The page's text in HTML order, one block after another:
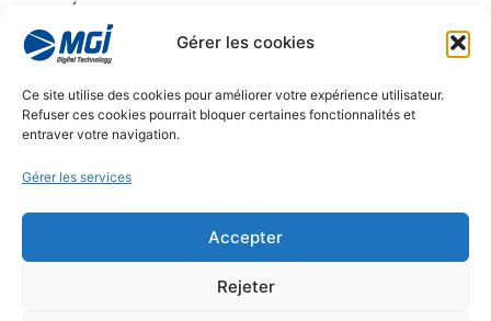
Gérer les cookies
Ce site utilise des cookies pour améliorer votre expérience utilisateur.
Refuser ces cookies pourrait bloquer certaines fonctionnalités et
entraver votre navigation.
Gérer les services
Accepter
Rejeter
durable et un avenir meilleur pour tous·tes.
LIRE LA SUITEÉTHIQUE
© 2026
Mentions légales